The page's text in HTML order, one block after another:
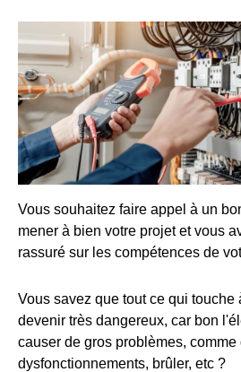
Vous souhaitez faire appel à un
mener à bien votre projet et vous
rassuré sur les compétences de
Vous savez que tout ce qui touche
devenir très dangereux, car bon
causer de gros problèmes, comme
dysfonctionnements, brûler, etc ?